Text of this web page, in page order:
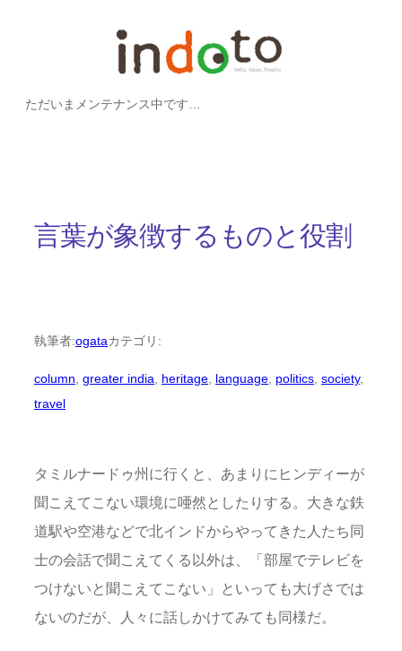
ただいまメンテナンス中です…
言葉が象徴するものと役割
執筆者:ogataカテゴリ:
column, greater india, heritage, language, politics, society
travel
タミルナードゥ州に行くと、あまりにヒンディーが
聞こえてこない環境に唖然としたりする。大きな鉄
道駅や空港などで北インドからやってきた人たち同
士の会話で聞こえてくる以外は、「部屋でテレビを
つけないと聞こえてこない」といっても大げさでは
ないのだが、人々に話しかけてみても同様だ。